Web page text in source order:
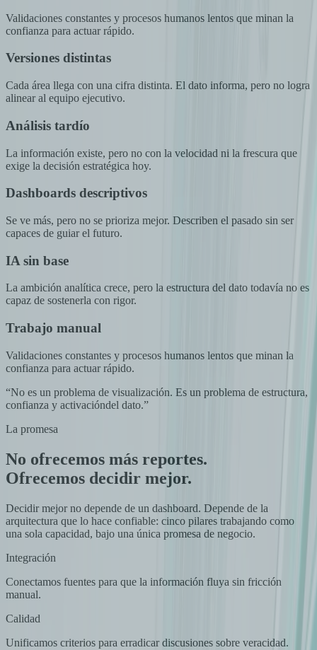
Validaciones constantes y procesos humanos lentos que minan la
confianza para actuar rápido.
Versiones distintas
Cada área llega con una cifra distinta. El dato informa, pero no logra
alinear al equipo ejecutivo.
Análisis tardío
La información existe, pero no con la velocidad ni la frescura que
exige la decisión estratégica hoy.
Dashboards descriptivos
Se ve más, pero no se prioriza mejor. Describen el pasado sin ser
capaces de guiar el futuro.
IA sin base
La ambición analítica crece, pero la estructura del dato todavía no es
capaz de sostenerla con rigor.
Trabajo manual
Validaciones constantes y procesos humanos lentos que minan la
confianza para actuar rápido.
“No es un problema de visualización. Es un problema de estructura,
confianza y activacióndel dato.”
La promesa
No ofrecemos más reportes.
Ofrecemos decidir mejor.
Decidir mejor no depende de un dashboard. Depende de la
arquitectura que lo hace confiable: cinco pilares trabajando como
una sola capacidad, bajo una única promesa de negocio.
Integración
Conectamos fuentes para que la información fluya sin fricción
manual.
Calidad
Unificamos criterios para erradicar discusiones sobre veracidad.